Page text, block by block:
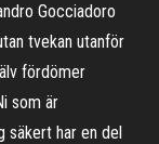
Gocciadoro
tvekan utanför
fördömer
som är
säkert har en del